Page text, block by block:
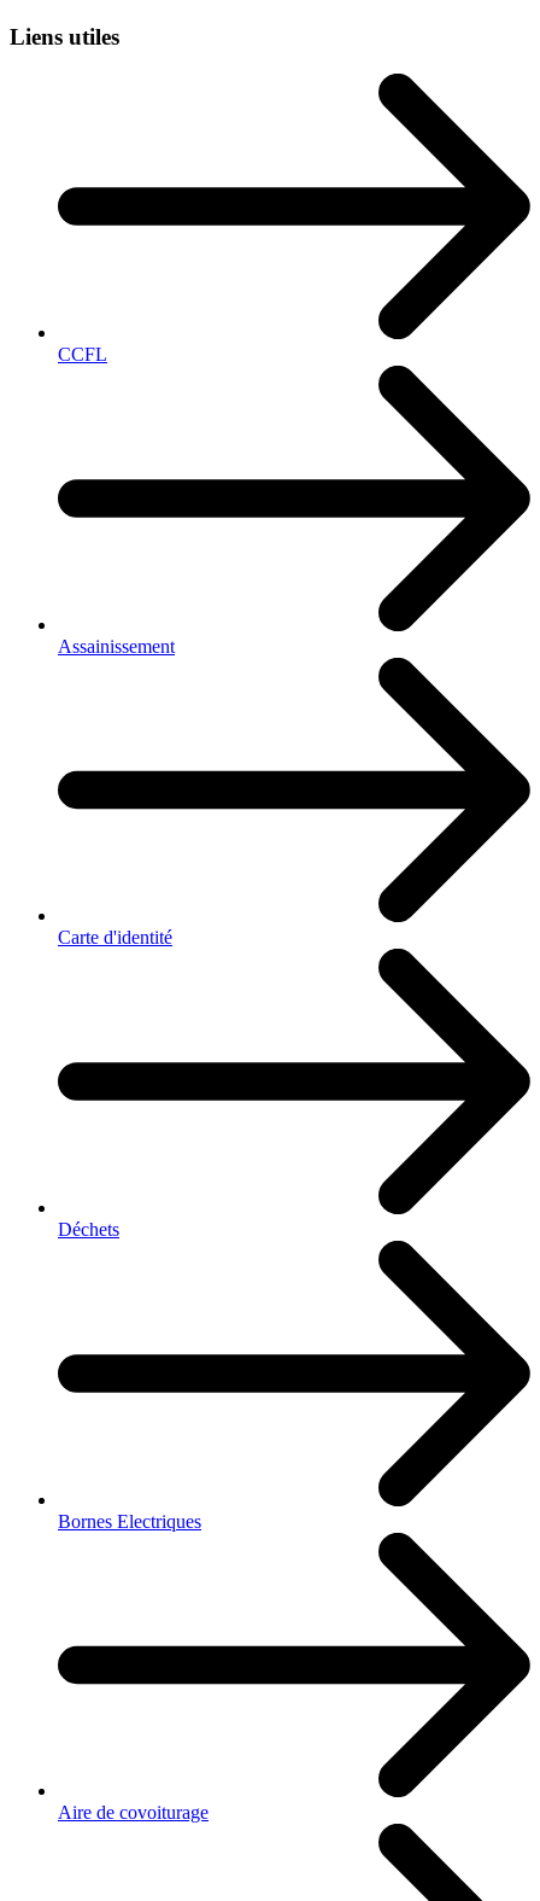
Liens utiles
CCFL
Assainissement
Carte d'identité
Déchets
Bornes Electriques
Aire de covoiturage